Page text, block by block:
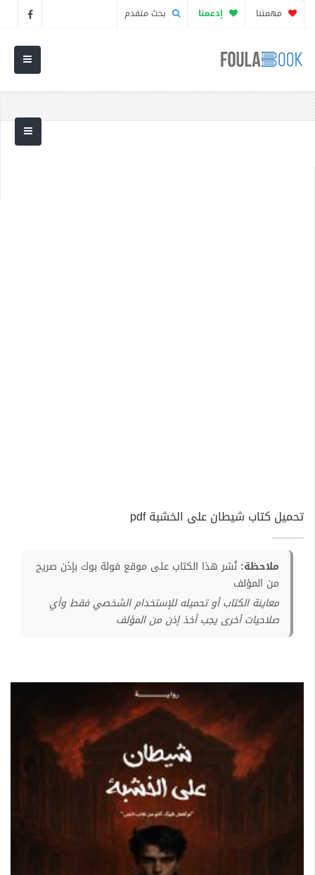
مهمتنا إدعمنا بحث متقدم
تحميل كتاب شيطان على الخشبة pdf
ملاحظة: نُشر هذا الكتاب على موقع فولة بوك بإذن صريح
من المؤلف
معاينة الكتاب أو تحميله للإستخدام الشخصي فقط وأي
صلاحيات أخرى يجب أخذ إذن من المؤلف